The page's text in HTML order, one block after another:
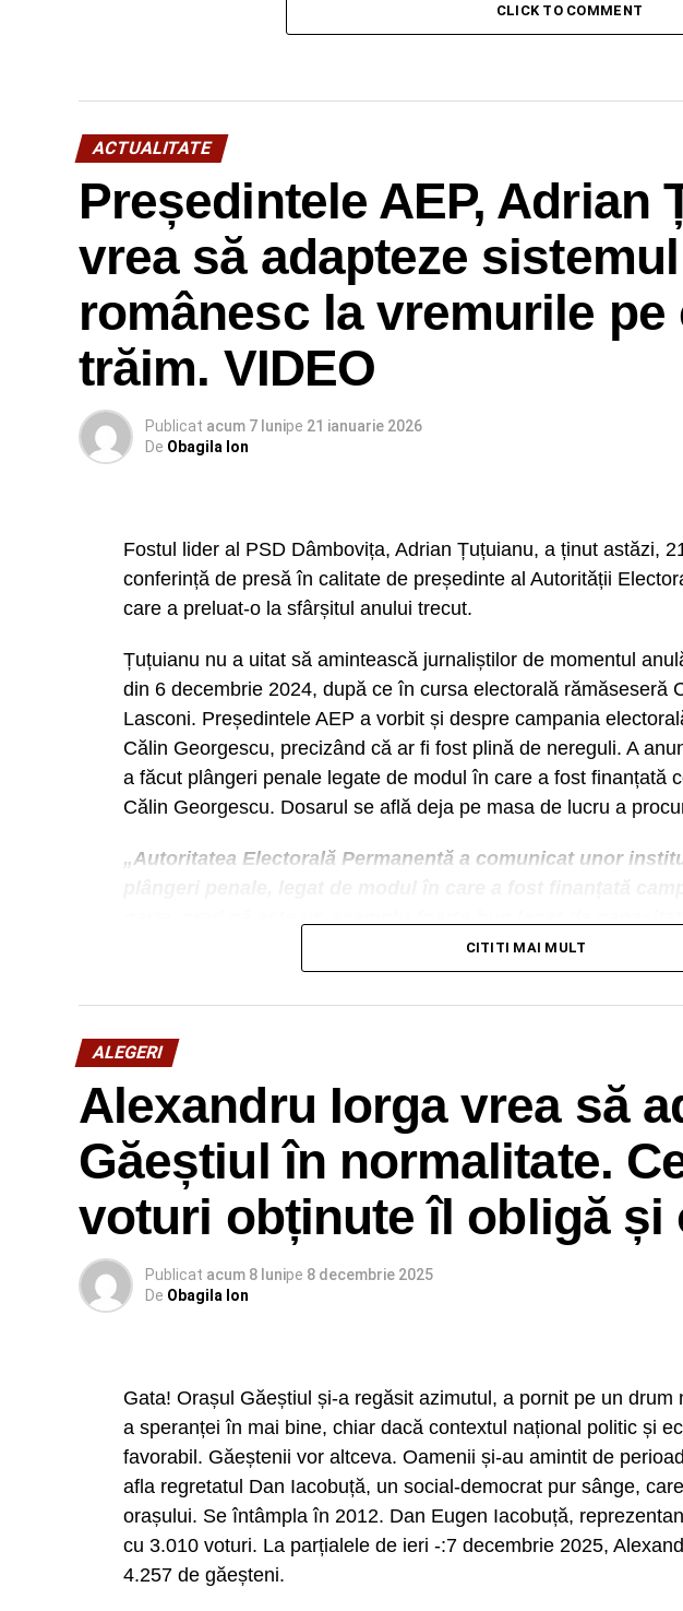
CLICK TO COMMENT
ACTUALITATE
Președintele AEP, Adrian
vrea să adapteze
românesc la vremurile pe
trăim. VIDEO
Publicat acum 7 lunipe 21 ianuarie 2026
De Obagila Ion
Fostul lider al PSD Dâmbovița, Adrian Țuțuianu, a ținut astăzi,
conferință de presă în calitate de președinte al Autorității
care a preluat-o la sfârșitul anului trecut.
Țuțuianu nu a uitat să amintească jurnaliștilor de momentul
din 6 decembrie 2024, după ce în cursa electorală rămăseseră
Lasconi. Președintele AEP a vorbit și despre campania
Călin Georgescu, precizând că ar fi fost plină de nereguli. A
a făcut plângeri penale legate de modul în care a fost finanțată
Călin Georgescu. Dosarul se află deja pe masa de lucru a
„Autoritatea Electorală Permanentă a comunicat unor
care le are AEP de a identifica finanțările unor campanii
îmbunătățirea cadrului normativ”, a precizat președintele
A mai spus Țuțuianu că reprezentanții Autorității Electorale
Nu sunt ei în măsură să stabilească de unde au venit resursele
lui Călin Georgescu. AEP doar semnalează problemele
CITITI MAI MULT
ALEGERI
Alexandru Iorga vrea să
Găeștiul în normalitate.
voturi obținute îl obligă și
Publicat acum 8 lunipe 8 decembrie 2025
De Obagila Ion
Gata! Orașul Găeștiul și-a regăsit azimutul, a pornit pe un
a speranței în mai bine, chiar dacă contextul național politic și
favorabil. Găeștenii vor altceva. Oamenii și-au amintit de
afla regretatul Dan Iacobuță, un social-democrat pur sânge,
orașului. Se întâmpla în 2012. Dan Eugen Iacobuță,
cu 3.010 voturi. La parțialele de ieri -:7 decembrie 2025,
4.257 de găeșteni.